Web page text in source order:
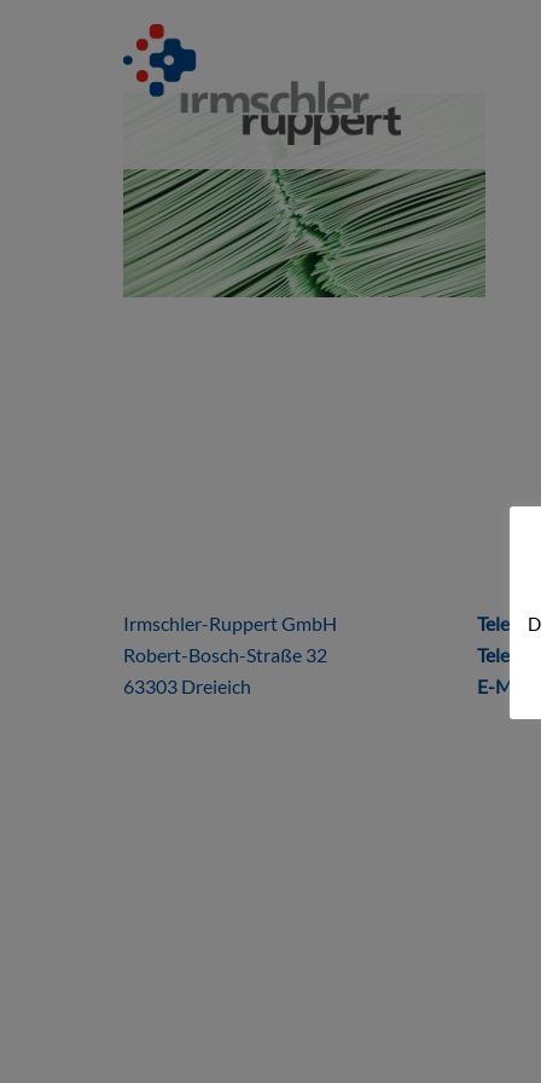
Irmschler-Ruppert GmbH
Robert-Bosch-Straße 32
63303 Dreieich
Telefon
Telefax
E-Mail